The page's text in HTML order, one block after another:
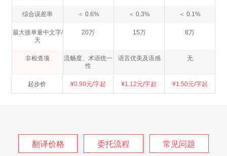
综合误差率 ＜ 0.6% ＜ 0.3% ＜ 0.1%
最大接单量中文字/
天
20万 15万 8万
非检查项
流畅度、术语统一
性
语言优美及语感 无
起步价 ¥0.90元/字起 ¥1.12元/字起 ¥1.50元/字起
翻译价格 委托流程 常见问题